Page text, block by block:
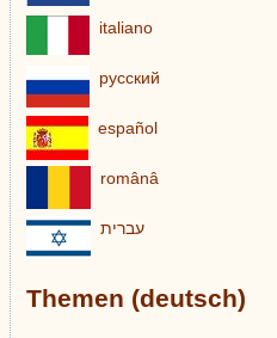
italiano
pусский
español
românâ
עברית
Themen (deutsch)